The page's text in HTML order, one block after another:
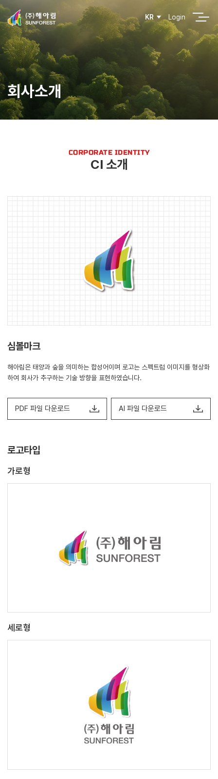
KR Login
회사소개
CORPORATE IDENTITY
CI 소개
심볼마크
해아림은 태양과 숲을 의미하는 합성어이며 로고는 스펙트럼 이미지를 형상화
하여 회사가 추구하는 기술 방향을 표현하였습니다.
PDF 파일 다운로드 AI 파일 다운로드
로고타입
가로형
세로형